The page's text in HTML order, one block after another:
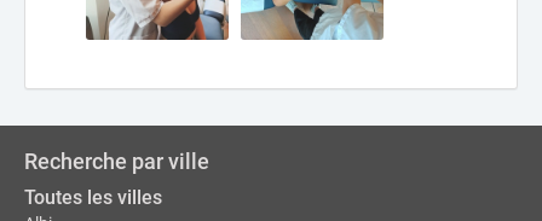
Recherche par ville
Toutes les villes